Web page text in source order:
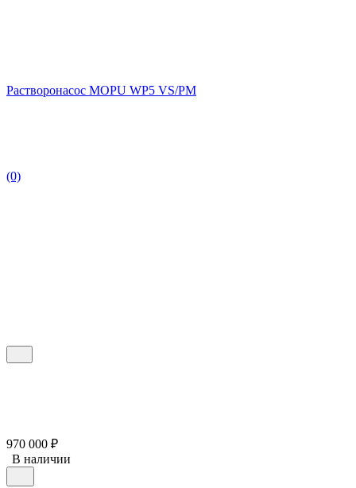
Растворонасос MOPU WP5 VS/PM
(0)
970 000 ₽
В наличии